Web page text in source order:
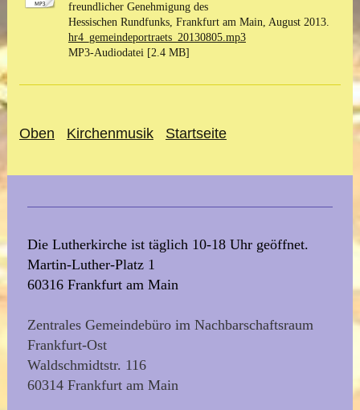
freundlicher Genehmigung des
Hessischen Rundfunks, Frankfurt am Main, August 2013.
hr4_gemeindeportraets_20130805.mp3
MP3-Audiodatei [2.4 MB]
Oben Kirchenmusik Startseite
Die Lutherkirche ist täglich 10-18 Uhr geöffnet.
Martin-Luther-Platz 1
60316 Frankfurt am Main
Zentrales Gemeindebüro im Nachbarschaftsraum
Frankfurt-Ost
Waldschmidtstr. 116
60314 Frankfurt am Main